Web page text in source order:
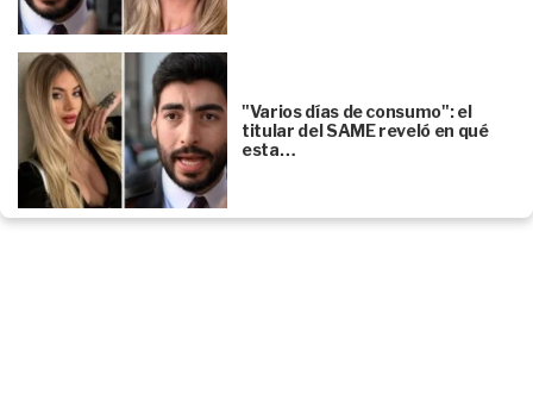
"Varios días de consumo": el
titular del SAME reveló en qué
esta…